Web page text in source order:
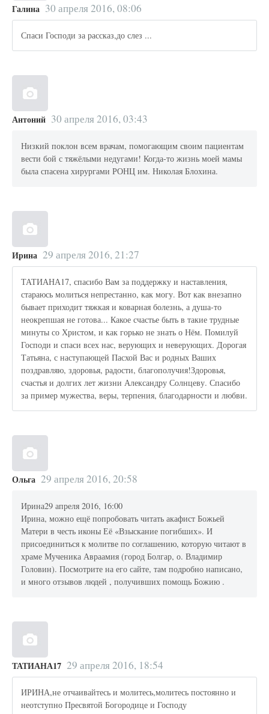
Галина 30 апреля 2016, 08:06
Спаси Господи за рассказ,до слез ...
Антоний 30 апреля 2016, 03:43
Низкий поклон всем врачам, помогающим своим пациентам
вести бой с тяжёлыми недугами! Когда-то жизнь моей мамы
была спасена хирургами РОНЦ им. Николая Блохина.
Ирина 29 апреля 2016, 21:27
ТАТИАНА17, спасибо Вам за поддержку и наставления,
стараюсь молиться непрестанно, как могу. Вот как внезапно
бывает приходит тяжкая и коварная болезнь, а душа-то
неокрепшая не готова... Какое счастье быть в такие трудные
минуты со Христом, и как горько не знать о Нём. Помилуй
Господи и спаси всех нас, верующих и неверующих. Дорогая
Татьяна, с наступающей Пасхой Вас и родных Ваших
поздравляю, здоровья, радости, благополучия!Здоровья,
счастья и долгих лет жизни Александру Солнцеву. Спасибо
за пример мужества, веры, терпения, благодарности и любви.
Ольга 29 апреля 2016, 20:58
Ирина29 апреля 2016, 16:00
Ирина, можно ещё попробовать читать акафист Божьей
Матери в честь иконы Её «Взыскание погибших». И
присоединиться к молитве по соглашению, которую читают в
храме Мученика Авраамия (город Болгар, о. Владимир
Головин). Посмотрите на его сайте, там подробно написано,
и много отзывов людей , получивших помощь Божию .
ТАТИАНА17 29 апреля 2016, 18:54
ИРИНА,не отчаивайтесь и молитесь,молитесь постоянно и
неотступно Пресвятой Богородице и Господу